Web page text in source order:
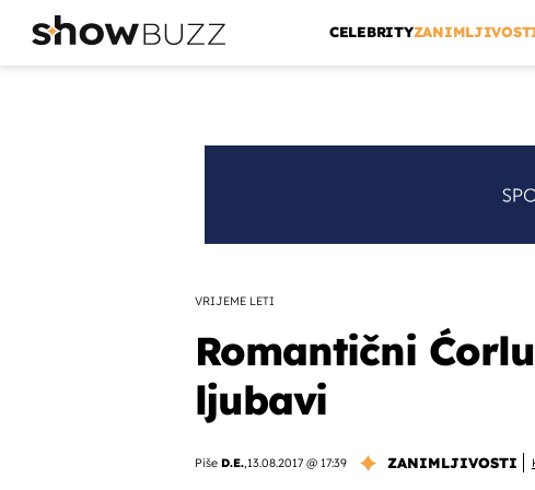
CELEBRITY
VRIJEME LETI
Romantični
ljubavi
Piše D.E.,13.08.2017 @ 17:39 ZANIMLJIVOSTI